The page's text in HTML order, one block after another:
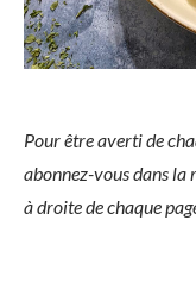
Pour être averti de
abonnez-vous dans
à droite de chaque